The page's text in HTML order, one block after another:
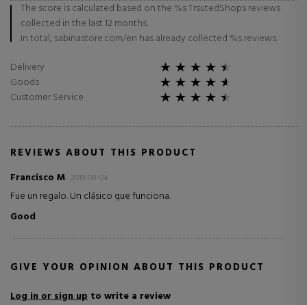
The score is calculated based on the %s TrsutedShops reviews
collected in the last 12 months.
In total, sabinastore.com/en has already collected %s reviews.
Delivery
Goods
Customer Service
REVIEWS ABOUT THIS PRODUCT
Francisco M 2019-08-04
Fue un regalo. Un clásico que funciona.
Good
GIVE YOUR OPINION ABOUT THIS PRODUCT
Log in or sign up to write a review